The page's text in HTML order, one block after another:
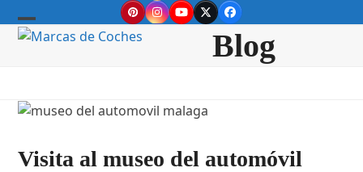
to
PinterestInstagram
YouTube
TwitterFacebook
Open
Close
Blog
Visita al museo del automóvil